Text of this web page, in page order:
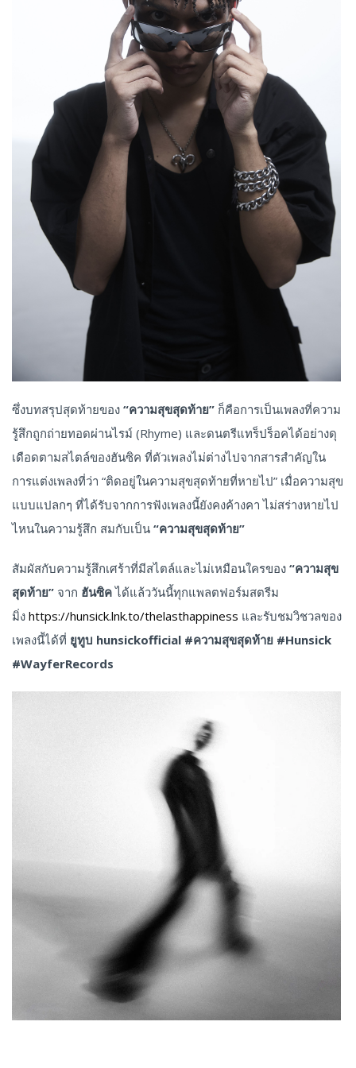
ซึ่งบทสรุปสุดท้ายของ “ความสุขสุดท้าย” ก็คือการเป็นเพลงที่ความ
รู้สึกถูกถ่ายทอดผ่านไรม์ (Rhyme) และดนตรีแทร็ปร็อคได้อย่างดุ
เดือดตามสไตล์ของฮันซิค ที่ตัวเพลงไม่ต่างไปจากสารสำคัญใน
การแต่งเพลงที่ว่า “ติดอยู่ในความสุขสุดท้ายที่หายไป” เมื่อความสุข
แบบแปลกๆ ที่ได้รับจากการฟังเพลงนี้ยังคงค้างคา ไม่สร่างหายไป
ไหนในความรู้สึก สมกับเป็น “ความสุขสุดท้าย”
สัมผัสกับความรู้สึกเศร้าที่มีสไตล์และไม่เหมือนใครของ “ความสุข
สุดท้าย” จาก ฮันซิคได้แล้ววันนี้ทุกแพลตฟอร์มสตรีม
มิ่ง https://hunsick.lnk.to/thelasthappiness และรับชมวิชวลของ
เพลงนี้ได้ที่ ยูทูบ hunsickofficial #ความสุขสุดท้าย #Hunsick
#WayferRecords